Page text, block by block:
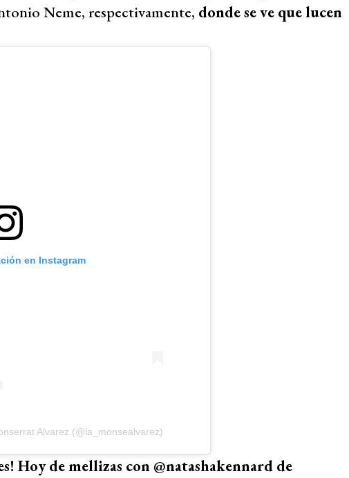
Neme, respectivamente, donde se ve que lucen
en Instagram
Alvarez (@la_monsealvarez)
Hoy de mellizas con @natashakennard de